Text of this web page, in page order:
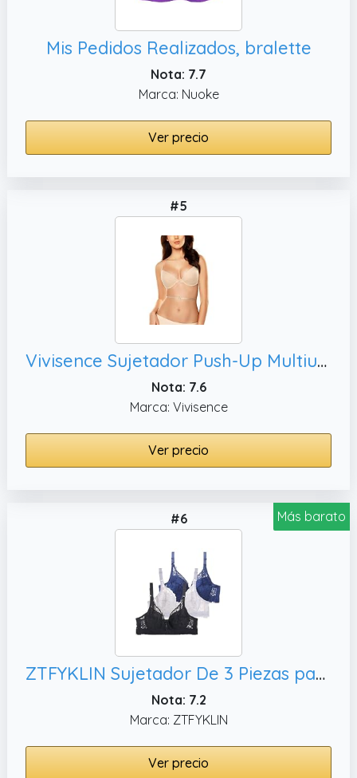
Mis Pedidos Realizados, bralette
Nota: 7.7
Marca: Nuoke
Ver precio
#5
Vivisence Sujetador Push-Up Multiuso,90A
Nota: 7.6
Marca: Vivisence
Ver precio
Más barato
#6
ZTFYKLIN Sujetador De 3 Piezas para Mujer, 105D) Sujetadores Espalda Al Aire Aros Pack Nina 8 Anos
Nota: 7.2
Marca: ZTFYKLIN
Ver precio